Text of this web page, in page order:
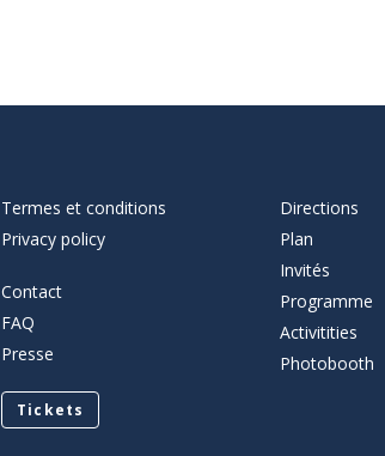
Termes et conditions
Privacy policy
Contact
FAQ
Presse
Tickets
Directions
Plan
Invités
Programme
Activitities
Photobooth